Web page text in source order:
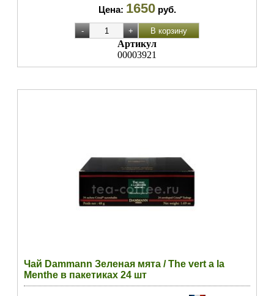
Цена: 1650 руб.
Артикул
00003921
Чай Dammann Зеленая мята / The vert a la
Menthe в пакетиках 24 шт